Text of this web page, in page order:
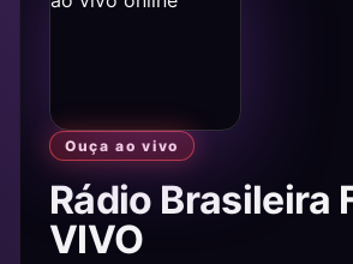
Ouça ao vivo
Rádio Brasileira
VIVO